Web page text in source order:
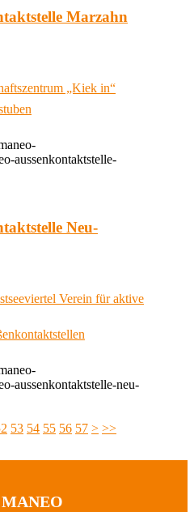
Marzahn
„Kiek in“
aussenkontaktstelle-
Neu-
Verein für aktive
aussenkontaktstelle-neu-
53 54 55 56 57 > >>